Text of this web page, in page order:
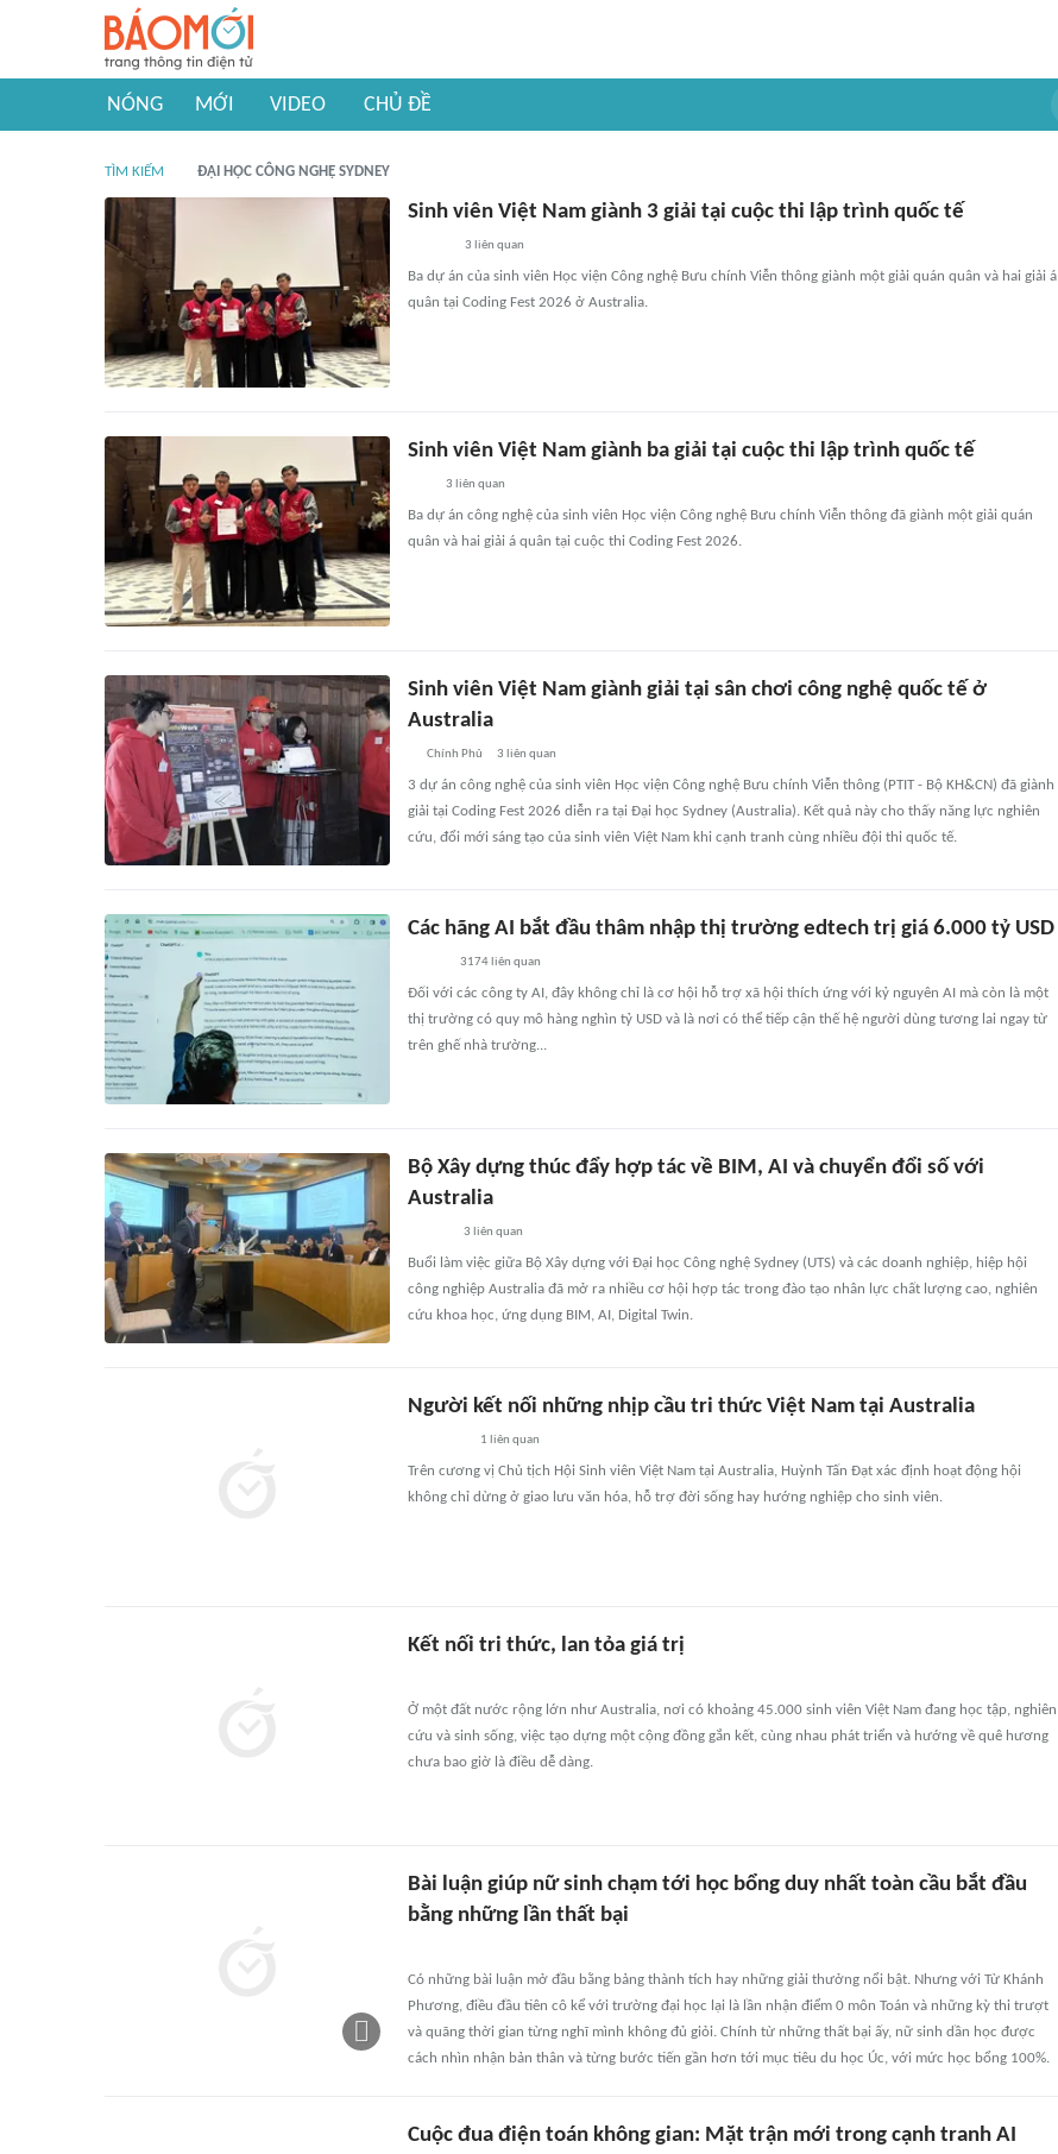
NÓNG MỚI VIDEO CHỦ ĐỀ
TÌM KIẾM ĐẠI HỌC CÔNG NGHỆ SYDNEY
Sinh viên Việt Nam giành 3 giải tại cuộc thi lập trình quốc tế
3 liên quan
Ba dự án của sinh viên Học viện Công nghệ Bưu chính Viễn thông giành một giải quán quân và hai giải á
quân tại Coding Fest 2026 ở Australia.
Sinh viên Việt Nam giành ba giải tại cuộc thi lập trình quốc tế
3 liên quan
Ba dự án công nghệ của sinh viên Học viện Công nghệ Bưu chính Viễn thông đã giành một giải quán
quân và hai giải á quân tại cuộc thi Coding Fest 2026.
Sinh viên Việt Nam giành giải tại sân chơi công nghệ quốc tế ở
Australia
Chính Phủ 3 liên quan
3 dự án công nghệ của sinh viên Học viện Công nghệ Bưu chính Viễn thông (PTIT - Bộ KH&CN) đã giành
giải tại Coding Fest 2026 diễn ra tại Đại học Sydney (Australia). Kết quả này cho thấy năng lực nghiên
cứu, đổi mới sáng tạo của sinh viên Việt Nam khi cạnh tranh cùng nhiều đội thi quốc tế.
Các hãng AI bắt đầu thâm nhập thị trường edtech trị giá 6.000 tỷ USD
3174 liên quan
Đối với các công ty AI, đây không chỉ là cơ hội hỗ trợ xã hội thích ứng với kỷ nguyên AI mà còn là một
thị trường có quy mô hàng nghìn tỷ USD và là nơi có thể tiếp cận thế hệ người dùng tương lai ngay từ
trên ghế nhà trường...
Bộ Xây dựng thúc đẩy hợp tác về BIM, AI và chuyển đổi số với
Australia
3 liên quan
Buổi làm việc giữa Bộ Xây dựng với Đại học Công nghệ Sydney (UTS) và các doanh nghiệp, hiệp hội
công nghiệp Australia đã mở ra nhiều cơ hội hợp tác trong đào tạo nhân lực chất lượng cao, nghiên
cứu khoa học, ứng dụng BIM, AI, Digital Twin.
Người kết nối những nhịp cầu tri thức Việt Nam tại Australia
1 liên quan
Trên cương vị Chủ tịch Hội Sinh viên Việt Nam tại Australia, Huỳnh Tấn Đạt xác định hoạt động hội
không chỉ dừng ở giao lưu văn hóa, hỗ trợ đời sống hay hướng nghiệp cho sinh viên.
Kết nối tri thức, lan tỏa giá trị
Ở một đất nước rộng lớn như Australia, nơi có khoảng 45.000 sinh viên Việt Nam đang học tập, nghiên
cứu và sinh sống, việc tạo dựng một cộng đồng gắn kết, cùng nhau phát triển và hướng về quê hương
chưa bao giờ là điều dễ dàng.
Bài luận giúp nữ sinh chạm tới học bổng duy nhất toàn cầu bắt đầu
bằng những lần thất bại
Có những bài luận mở đầu bằng bảng thành tích hay những giải thưởng nổi bật. Nhưng với Từ Khánh
Phương, điều đầu tiên cô kể với trường đại học lại là lần nhận điểm 0 môn Toán và những kỳ thi trượt
và quãng thời gian từng nghĩ mình không đủ giỏi. Chính từ những thất bại ấy, nữ sinh dần học được
cách nhìn nhận bản thân và từng bước tiến gần hơn tới mục tiêu du học Úc, với mức học bổng 100%.
Cuộc đua điện toán không gian: Mặt trận mới trong cạnh tranh AI